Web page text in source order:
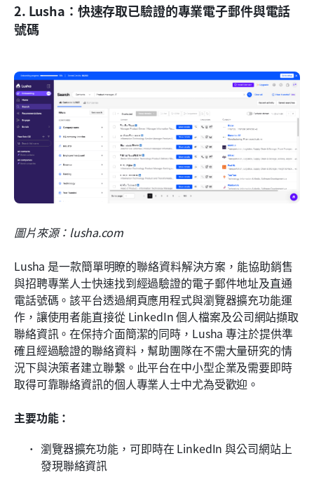
2. Lusha：快速存取已驗證的專業電子郵件與電話
號碼
圖片來源：lusha.com
Lusha 是一款簡單明瞭的聯絡資料解決方案，能協助銷售
與招聘專業人士快速找到經過驗證的電子郵件地址及直通
電話號碼。該平台透過網頁應用程式與瀏覽器擴充功能運
作，讓使用者能直接從 LinkedIn 個人檔案及公司網站擷取
聯絡資訊。在保持介面簡潔的同時，Lusha 專注於提供準
確且經過驗證的聯絡資料，幫助團隊在不需大量研究的情
況下與決策者建立聯繫。此平台在中小型企業及需要即時
取得可靠聯絡資訊的個人專業人士中尤為受歡迎。
主要功能：
瀏覽器擴充功能，可即時在 LinkedIn 與公司網站上
發現聯絡資訊